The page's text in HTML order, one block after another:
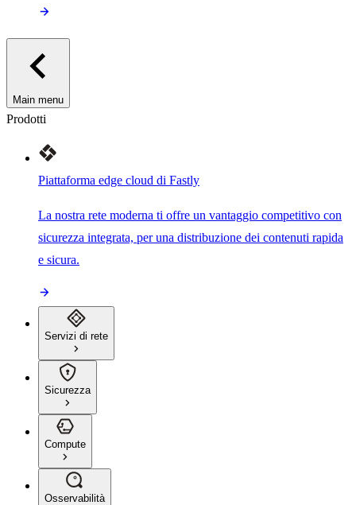
Main menu
Prodotti
Piattaforma edge cloud di Fastly
La nostra rete moderna ti offre un vantaggio competitivo con
sicurezza integrata, per una distribuzione dei contenuti rapida
e sicura.
Servizi di rete
Sicurezza
Compute
Osservabilità